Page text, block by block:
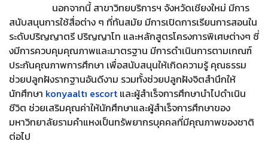
นอกจากนี้ สาขาวิทยบริการฯ จังหวัดเชียงใหม่ มีการ
สนับสนุนการใช้สื่อต่าง ๆ ที่ทันสมัย มีการเปิดการเรียนการสอนใน
ระดับปริญญาตรี ปริญญาโท และหลักสูตรโครงการพิเศษต่างๆ ซี่
งมีการควบคุมคุณภาพและมาตรฐาน มีการดำเนินการตามเกณฑ์
ประกันคุณภาพการศึกษา เพื่อสนับสนุนให้เกิดความรู้ คุณธรรม
ช่วยปลูกฝังรากฐานอันดีงาม รวมทั้งช่วยปลูกฝังจิตสำนึกให้
นักศึกษา konyaaltı escort และผู้สำเร็จการศึกษานำไปดำเนิน
ชีวิต ช่วยเสริมคุณค่าให้นักศึกษาและผู้สำเร็จการศึกษาของ
มหาวิทยาลัยรามคำแหงเป็นทรัพยากรบุคคลที่มีคุณภาพของชาติ
ต่อไป